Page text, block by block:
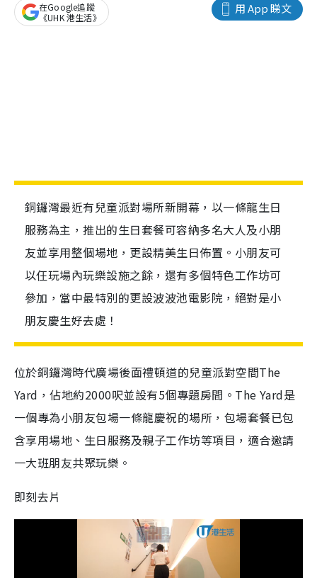
用 App 睇文
在Google追蹤
《UHK 港生活》
銅鑼灣最近有兒童派對場所新開幕，以一條龍生日
服務為主，推出的生日套餐可容納多名大人及小朋
友並享用整個場地，更設精美生日佈置。小朋友可
以仼玩場內玩樂設施之餘，還有多個特色工作坊可
參加，當中最特別的更設波波池電影院，絕對是小
朋友慶生好去處！
位於銅鑼灣時代廣場後面禮頓道的兒童派對空間The
Yard，佔地約2000呎並設有5個專題房間。The Yard是
一個專為小朋友包場一條龍慶祝的場所，包場套餐已包
含享用場地、生日服務及親子工作坊等項目，適合邀請
一大班朋友共聚玩樂。
即刻去片